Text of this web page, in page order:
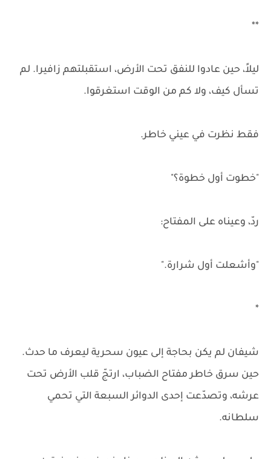
**
ليلاً، حين عادوا للنفق تحت الأرض، استقبلتهم زافيرا. لم
تسأل كيف، ولا كم من الوقت استغرقوا.
فقط نظرت في عيني خاطر.
"خطوت أول خطوة؟"
ردّ، وعيناه على المفتاح:
"وأشعلت أول شرارة."
*
شيفان لم يكن بحاجة إلى عيون سحرية ليعرف ما حدث.
حين سرق خاطر مفتاح الضباب، ارتجّ قلب الأرض تحت
عرشه، وتصدّعت إحدى الدوائر السبعة التي تحمي
سلطانه.